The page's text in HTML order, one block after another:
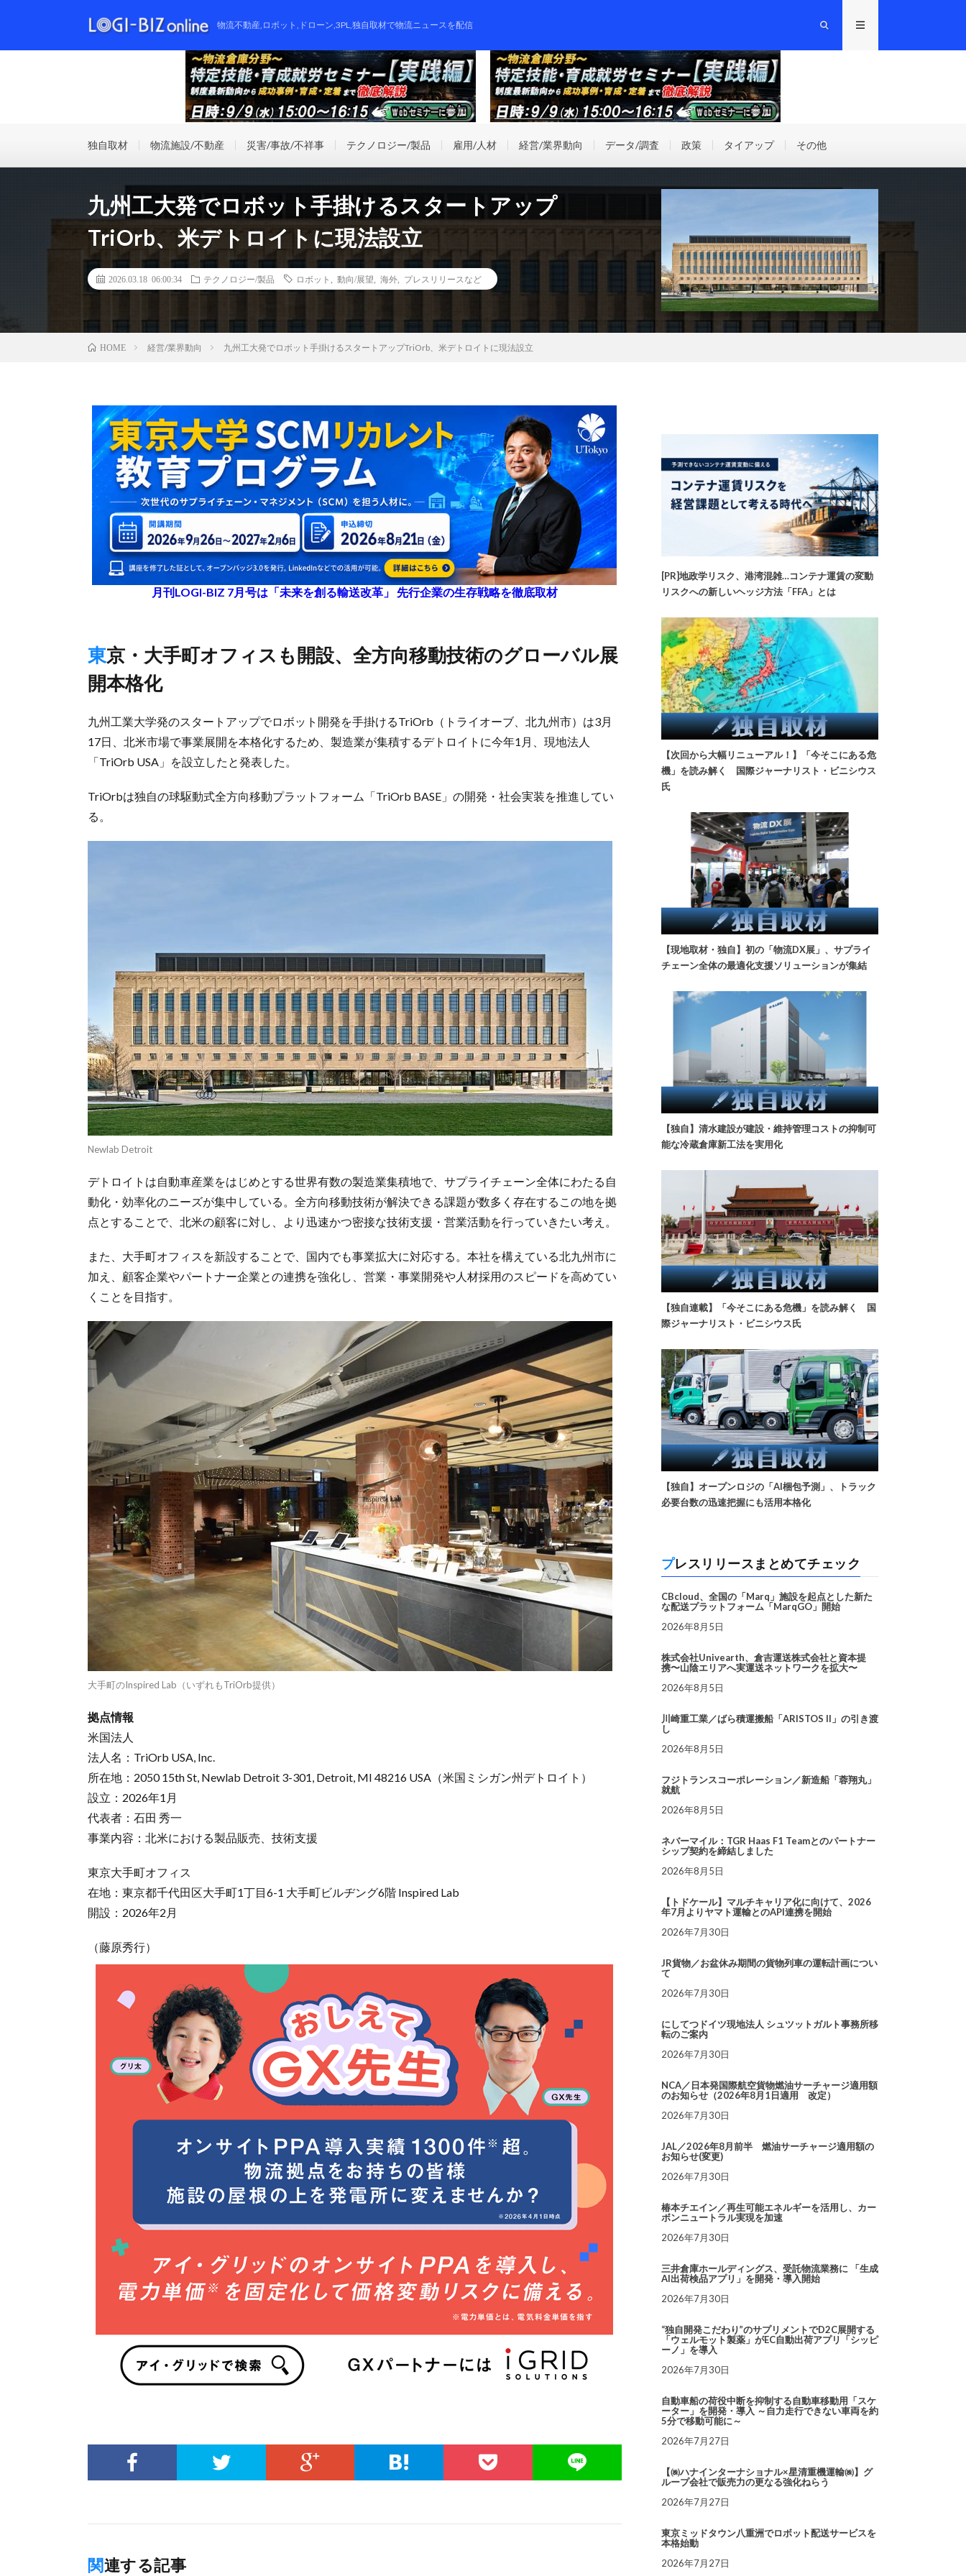
物流不動産,ロボット,ドローン,3PL,独自取材で物流ニュースを配信
独自取材 物流施設/不動産 災害/事故/不祥事 テクノロジー/製品 雇用/人材 経営/業界動向 データ/調査 政策 タイアップ その他
九州工大発でロボット手掛けるスタートアップ
TriOrb、米デトロイトに現法設立
2026.03.18 06:00:34 テクノロジー/製品 ロボット 動向/展望 海外 プレスリリースなど
HOME 経営/業界動向 九州工大発でロボット手掛けるスタートアップTriOrb、米デトロイトに現法設立
月刊LOGI-BIZ 7月号は「未来を創る輸送改革」 先行企業の生存戦略を徹底取材
東京・大手町オフィスも開設、全方向移動技術のグローバル展
開本格化
九州工業大学発のスタートアップでロボット開発を手掛けるTriOrb（トライオーブ、北九州市）は3月
17日、北米市場で事業展開を本格化するため、製造業が集積するデトロイトに今年1月、現地法人
「TriOrb USA」を設立したと発表した。
TriOrbは独自の球駆動式全方向移動プラットフォーム「TriOrb BASE」の開発・社会実装を推進してい
る。
Newlab Detroit
デトロイトは自動車産業をはじめとする世界有数の製造業集積地で、サプライチェーン全体にわたる自
動化・効率化のニーズが集中している。全方向移動技術が解決できる課題が数多く存在するこの地を拠
点とすることで、北米の顧客に対し、より迅速かつ密接な技術支援・営業活動を行っていきたい考え。
また、大手町オフィスを新設することで、国内でも事業拡大に対応する。本社を構えている北九州市に
加え、顧客企業やパートナー企業との連携を強化し、営業・事業開発や人材採用のスピードを高めてい
くことを目指す。
大手町のInspired Lab（いずれもTriOrb提供）
拠点情報
米国法人
法人名：TriOrb USA, Inc.
所在地：2050 15th St, Newlab Detroit 3-301, Detroit, MI 48216 USA（米国ミシガン州デトロイト）
設立：2026年1月
代表者：石田 秀一
事業内容：北米における製品販売、技術支援
東京大手町オフィス
在地：東京都千代田区大手町1丁目6-1 大手町ビルヂング6階 Inspired Lab
開設：2026年2月
（藤原秀行）
関連する記事
[PR]地政学リスク、港湾混雑…コンテナ運賃の変動
リスクへの新しいヘッジ方法「FFA」とは
【次回から大幅リニューアル！】「今そこにある危
機」を読み解く 国際ジャーナリスト・ビニシウス
氏
【現地取材・独自】初の「物流DX展」、サプライ
チェーン全体の最適化支援ソリューションが集結
【独自】清水建設が建設・維持管理コストの抑制可
能な冷蔵倉庫新工法を実用化
【独自連載】「今そこにある危機」を読み解く 国
際ジャーナリスト・ビニシウス氏
【独自】オープンロジの「AI梱包予測」、トラック
必要台数の迅速把握にも活用本格化
プレスリリースまとめてチェック
CBcloud、全国の「Marq」施設を起点とした新た
な配送プラットフォーム「MarqGO」開始
2026年8月5日
株式会社Univearth、倉吉運送株式会社と資本提
携〜山陰エリアへ実運送ネットワークを拡大〜
2026年8月5日
川崎重工業／ばら積運搬船「ARISTOS II」の引き渡
し
2026年8月5日
フジトランスコーポレーション／新造船「蓉翔丸」
就航
2026年8月5日
ネバーマイル：TGR Haas F1 Teamとのパートナー
シップ契約を締結しました
2026年8月5日
【トドケール】マルチキャリア化に向けて、2026
年7月よりヤマト運輸とのAPI連携を開始
2026年7月30日
JR貨物／お盆休み期間の貨物列車の運転計画につい
て
2026年7月30日
にしてつドイツ現地法人 シュツットガルト事務所移
転のご案内
2026年7月30日
NCA／日本発国際航空貨物燃油サーチャージ適用額
のお知らせ（2026年8月1日適用 改定）
2026年7月30日
JAL／2026年8月前半 燃油サーチャージ適用額の
お知らせ(変更)
2026年7月30日
椿本チエイン／再生可能エネルギーを活用し、カー
ボンニュートラル実現を加速
2026年7月30日
三井倉庫ホールディングス、受託物流業務に 「生成
AI出荷検品アプリ」を開発・導入開始
2026年7月30日
“独自開発こだわり”のサプリメントでD2C展開する
「ウェルモット製薬」がEC自動出荷アプリ「シッピ
ーノ」を導入
2026年7月30日
自動車船の荷役中断を抑制する自動車移動用「スケ
ーター」を開発・導入 ～自力走行できない車両を約
5分で移動可能に～
2026年7月27日
【㈱ハナインターナショナル×星清重機運輸㈱】グ
ループ会社で販売力の更なる強化ねらう
2026年7月27日
東京ミッドタウン八重洲でロボット配送サービスを
本格始動
2026年7月27日